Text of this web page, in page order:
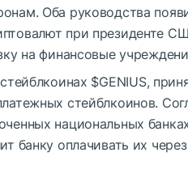
Оба руководства
при президенте
на финансовые
$GENIUS,
стейблкоинов.
национальных
банку оплачивать их